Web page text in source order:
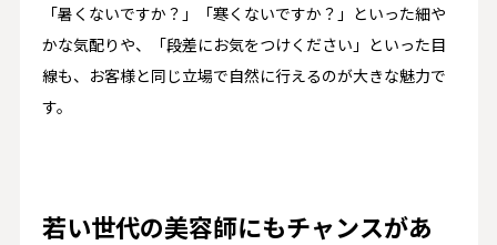
「暑くないですか？」「寒くないですか？」といった細や
かな気配りや、「段差にお気をつけください」といった目
線も、お客様と同じ立場で自然に行えるのが大きな魅力で
す。
若い世代の美容師にもチャンスがあ